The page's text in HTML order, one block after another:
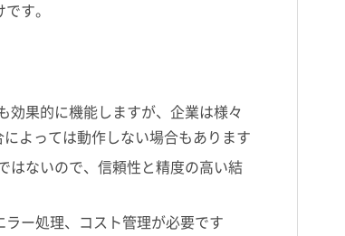
す。
効果的に機能しますが、企業は様々
よっては動作しない場合もあります
はないので、信頼性と精度の高い結
ー処理、コスト管理が必要です